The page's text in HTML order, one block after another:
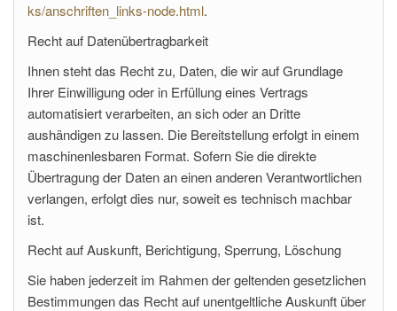
ks/anschriften_links-node.html.
Recht auf Datenübertragbarkeit
Ihnen steht das Recht zu, Daten, die wir auf Grundlage
Ihrer Einwilligung oder in Erfüllung eines Vertrags
automatisiert verarbeiten, an sich oder an Dritte
aushändigen zu lassen. Die Bereitstellung erfolgt in einem
maschinenlesbaren Format. Sofern Sie die direkte
Übertragung der Daten an einen anderen Verantwortlichen
verlangen, erfolgt dies nur, soweit es technisch machbar
ist.
Recht auf Auskunft, Berichtigung, Sperrung, Löschung
Sie haben jederzeit im Rahmen der geltenden gesetzlichen
Bestimmungen das Recht auf unentgeltliche Auskunft über